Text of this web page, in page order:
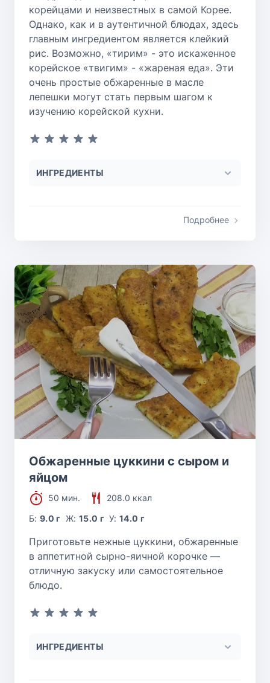
корейцами и неизвестных в самой Корее.
Однако, как и в аутентичной блюдах, здесь
главным ингредиентом является клейкий
рис. Возможно, «тирим» - это искаженное
корейское «твигим» - «жареная еда». Эти
очень простые обжаренные в масле
лепешки могут стать первым шагом к
изучению корейской кухни.
ИНГРЕДИЕНТЫ
Подробнее
Обжаренные цуккини с сыром и
яйцом
50 мин.
208.0 ккал
Б:9.0 г Ж: 15.0 г У:14.0 г
Приготовьте нежные цуккини, обжаренные
в аппетитной сырно-яичной корочке —
отличную закуску или самостоятельное
блюдо.
ИНГРЕДИЕНТЫ